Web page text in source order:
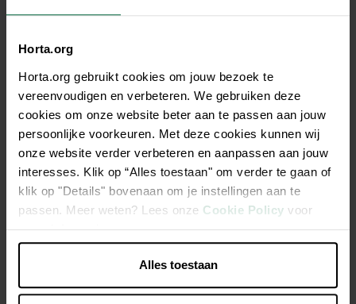
Horta.org
Horta.org gebruikt cookies om jouw bezoek te
vereenvoudigen en verbeteren. We gebruiken deze
cookies om onze website beter aan te passen aan jouw
persoonlijke voorkeuren. Met deze cookies kunnen wij
onze website verder verbeteren en aanpassen aan jouw
interesses. Klik op “Alles toestaan" om verder te gaan of
klik op "Details" bovenaan om je instellingen aan te
passen. Meer weten? Lees onze Cookie Policy voor
meer informatie.
Alles toestaan
Populaire
categorieën
Hidden pages
info pages